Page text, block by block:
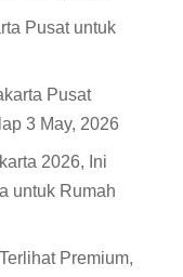
Pusat untuk
Pusat
3 May, 2026
2026, Ini
untuk Rumah
Premium,